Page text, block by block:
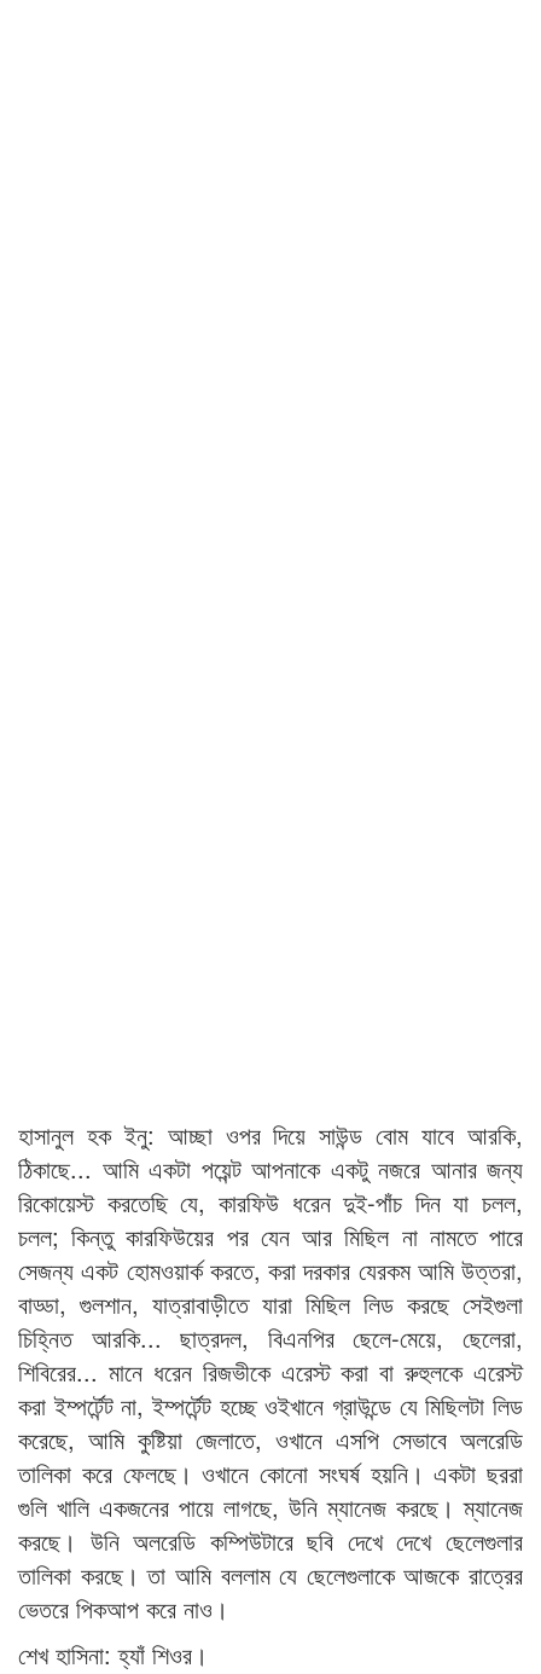
হাসানুল হক ইনু: আচ্ছা ওপর দিয়ে সাউন্ড বোম যাবে আরকি,
ঠিকাছে... আমি একটা পয়েন্ট আপনাকে একটু নজরে আনার জন্য
রিকোয়েস্ট করতেছি যে, কারফিউ ধরেন দুই-পাঁচ দিন যা চলল,
চলল; কিন্তু কারফিউয়ের পর যেন আর মিছিল না নামতে পারে
সেজন্য একট হোমওয়ার্ক করতে, করা দরকার যেরকম আমি উত্তরা,
বাড্ডা, গুলশান, যাত্রাবাড়ীতে যারা মিছিল লিড করছে সেইগুলা
চিহ্নিত আরকি... ছাত্রদল, বিএনপির ছেলে-মেয়ে, ছেলেরা,
শিবিরের... মানে ধরেন রিজভীকে এরেস্ট করা বা রুহুলকে এরেস্ট
করা ইম্পর্টেন্ট না, ইম্পর্টেন্ট হচ্ছে ওইখানে গ্রাউন্ডে যে মিছিলটা লিড
করেছে, আমি কুষ্টিয়া জেলাতে, ওখানে এসপি সেভাবে অলরেডি
তালিকা করে ফেলছে। ওখানে কোনো সংঘর্ষ হয়নি। একটা ছররা
গুলি খালি একজনের পায়ে লাগছে, উনি ম্যানেজ করছে। ম্যানেজ
করছে। উনি অলরেডি কম্পিউটারে ছবি দেখে দেখে ছেলেগুলার
তালিকা করছে। তা আমি বললাম যে ছেলেগুলাকে আজকে রাত্রের
ভেতরে পিকআপ করে নাও।
শেখ হাসিনা: হ্যাঁ শিওর।